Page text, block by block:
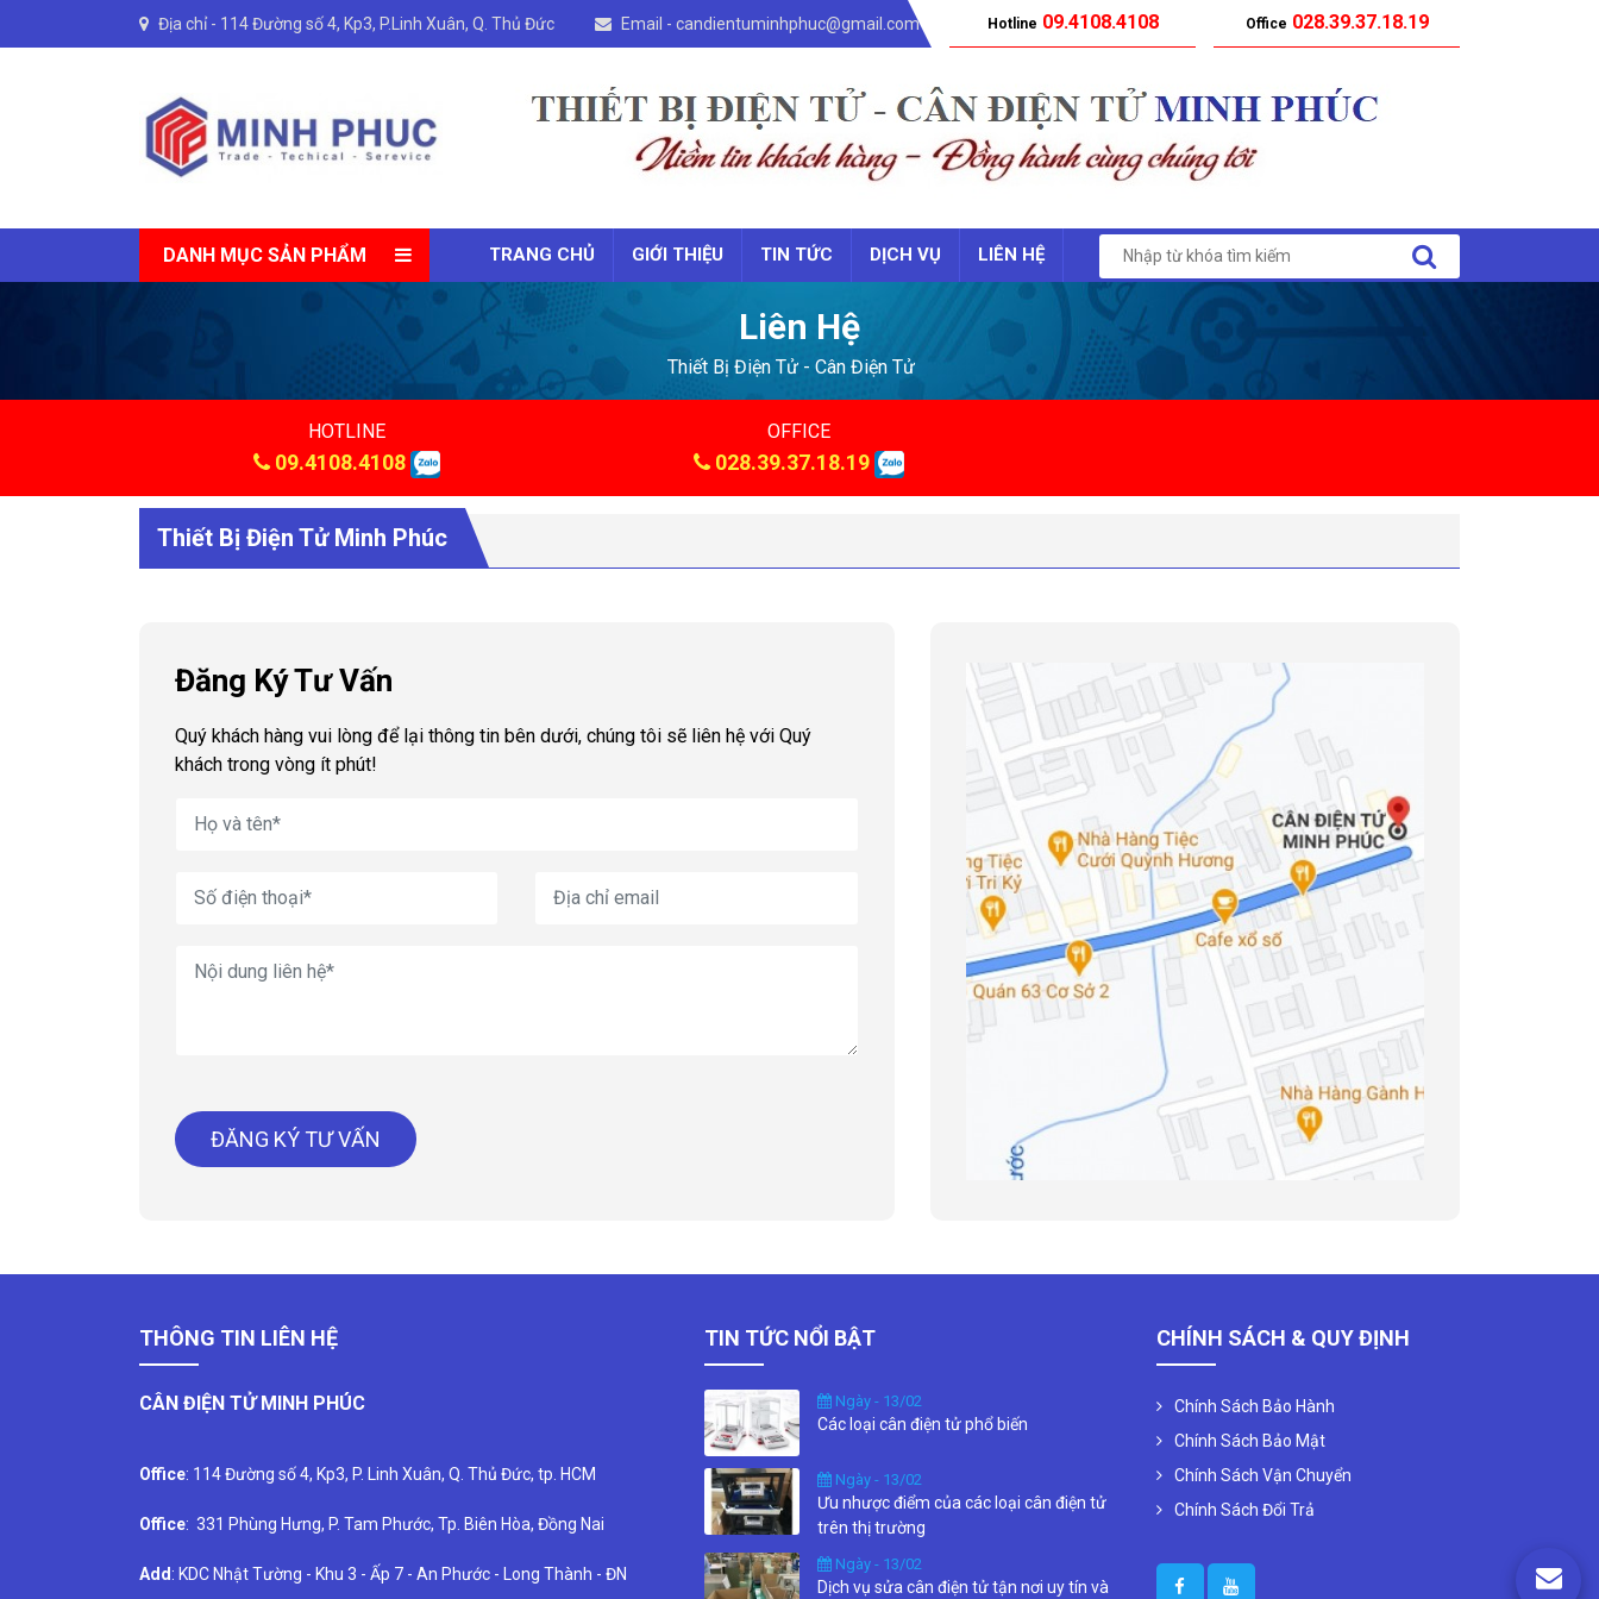
Địa chỉ - 114 Đường số 4, Kp3, P.Linh Xuân, Q. Thủ Đức Email - candientuminhphuc@gmail.com Hotline 09.4108.4108 Office 028.39.37.18.19
DANH MỤC SẢN PHẨM TRANG CHỦ GIỚI THIỆU TIN TỨC DỊCH VỤ LIÊN HỆ
Liên Hệ
Thiết Bị Điện Tử - Cân Điện Tử
HOTLINE
09.4108.4108
OFFICE
028.39.37.18.19
Thiết Bị Điện Tử Minh Phúc
Đăng Ký Tư Vấn
Quý khách hàng vui lòng để lại thông tin bên dưới, chúng tôi sẽ liên hệ với Quý
khách trong vòng ít phút!
ĐĂNG KÝ TƯ VẤN
THÔNG TIN LIÊN HỆ
CÂN ĐIỆN TỬ MINH PHÚC
Office: 114 Đường số 4, Kp3, P. Linh Xuân, Q. Thủ Đức, tp. HCM
Office: 331 Phùng Hưng, P. Tam Phước, Tp. Biên Hòa, Đồng Nai
Add : KDC Nhật Tường - Khu 3 - Ấp 7 - An Phước - Long Thành - ĐN
TIN TỨC NỔI BẬT
Ngày - 13/02
Các loại cân điện tử phổ biến
Ngày - 13/02
Ưu nhược điểm của các loại cân điện tử
trên thị trường
Ngày - 13/02
Dịch vụ sửa cân điện tử tận nơi uy tín và
CHÍNH SÁCH & QUY ĐỊNH
Chính Sách Bảo Hành
Chính Sách Bảo Mật
Chính Sách Vận Chuyển
Chính Sách Đổi Trả